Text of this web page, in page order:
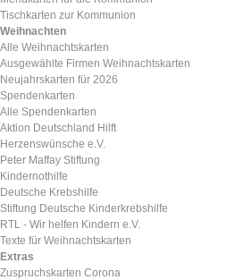
Tischkarten zur Kommunion
Weihnachten
Alle Weihnachtskarten
Ausgewählte Firmen Weihnachtskarten
Neujahrskarten für 2026
Spendenkarten
Alle Spendenkarten
Aktion Deutschland Hilft
Herzenswünsche e.V.
Peter Maffay Stiftung
Kindernothilfe
Deutsche Krebshilfe
Stiftung Deutsche Kinderkrebshilfe
RTL - Wir helfen Kindern e.V.
Texte für Weihnachtskarten
Extras
Zuspruchskarten Corona